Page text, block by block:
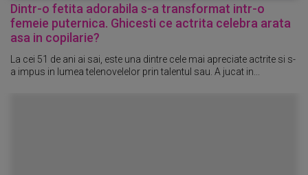
Dintr-o fetita adorabila s-a transformat intr-o
femeie puternica. Ghicesti ce actrita celebra arata
asa in copilarie?
La cei 51 de ani ai sai, este una dintre cele mai apreciate actrite si s-
a impus in lumea telenovelelor prin talentul sau. A jucat in...